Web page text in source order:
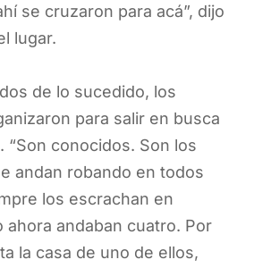
se cruzaron para acá”, dijo
lugar.
de lo sucedido, los
para salir en busca
“Son conocidos. Son los
andan robando en todos
los escrachan en
ahora andaban cuatro. Por
la casa de uno de ellos,